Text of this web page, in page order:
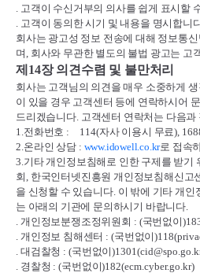
. 고객이 수신거부의 의사를 쉽게 표시할
. 고객이 동의한 시기 및 내용을 명시합니
회사는 광고성 정보 전송에 대해 정보통신
며, 회사와 무관한 별도의 불법 광고는 고
제 14장 의견수렴 및 불만처리
회사는 고객님의 의견을 매우 소중하게
이 있을 경우 고객센터 등에 연락하시어
드리겠습니다. 고객센터 연락처는 다음과
1.전화번호 : 114(자사 이용시 무료),
2.온라인 상담 : www.idowell.co.kr로 접속
3.기타 개인정보침해로 인한 구제를 받기
회, 한국인터넷진흥원 개인정보침해신고
을 신청할 수 있습니다. 이 밖에 기타 개인
는 아래의 기관에 문의하시기 바랍니다.
. 개인정보분쟁조정위원회 : (국번없이
. 개인정보 침해센터 : (국번없이
. 대검찰청 : (국번없이
. 경찰청 : (국번없이)182(ecm.cyber.go.kr)